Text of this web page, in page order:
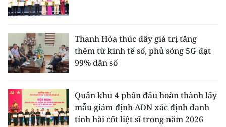
Thanh Hóa thúc đẩy giá trị tăng
thêm từ kinh tế số, phủ sóng 5G đạt
99% dân số
Quân khu 4 phấn đấu hoàn thành lấy
mẫu giám định ADN xác định danh
tính hài cốt liệt sĩ trong năm 2026